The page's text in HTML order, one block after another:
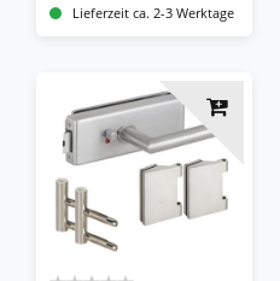
Lieferzeit ca. 2-3 Werktage